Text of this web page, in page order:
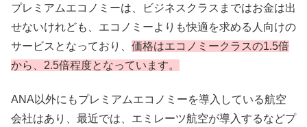
プレミアムエコノミーは、ビジネスクラスまではお金は出
せないけれども、エコノミーよりも快適を求める人向けの
サービスとなっており、 価格はエコノミークラスの1.5倍
から、2.5倍程度となっています。
ANA以外にもプレミアムエコノミーを導入している航空
会社はあり、最近では、エミレーツ航空が導入するなどプ